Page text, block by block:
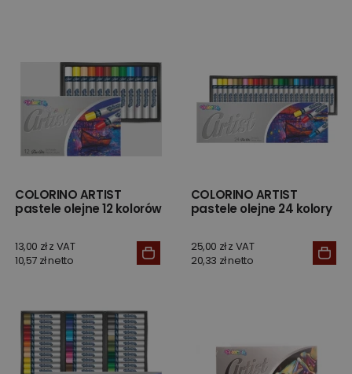
COLORINO ARTIST
pastele olejne 12 kolorów
13,00 zł z VAT
10,57 zł netto
COLORINO ARTIST
pastele olejne 24 kolory
25,00 zł z VAT
20,33 zł netto